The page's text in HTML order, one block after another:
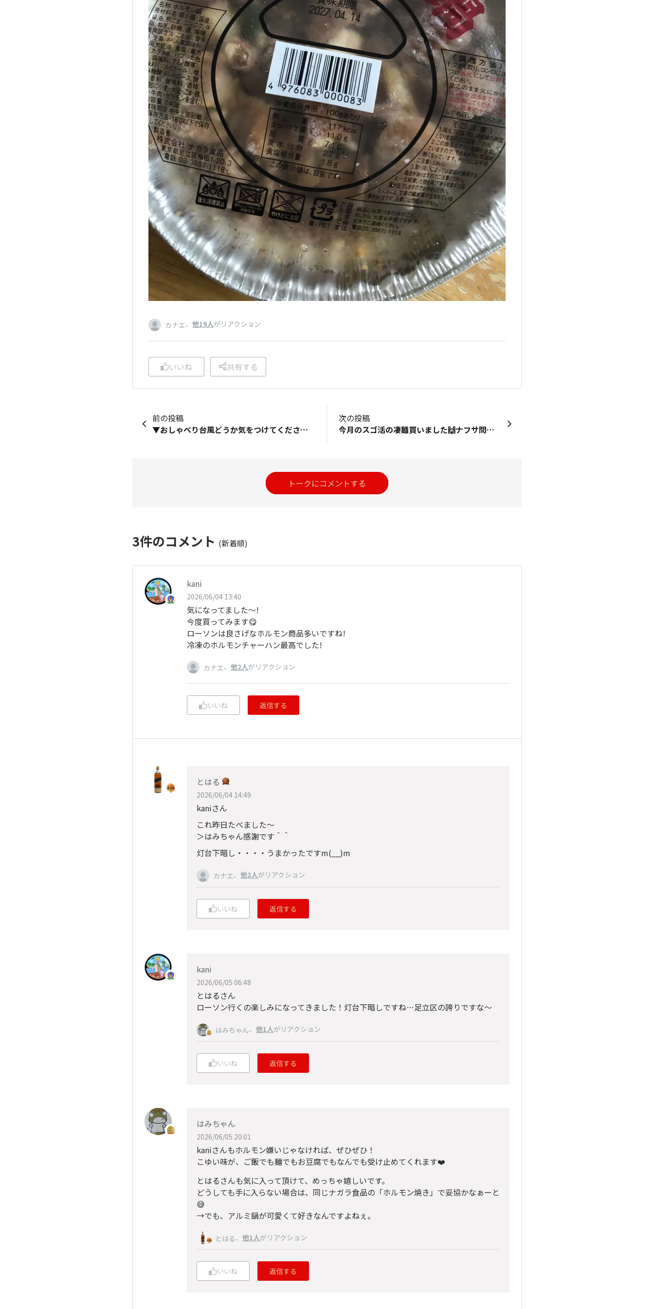
カナエ、 他19人がリアクション
いいね 共有する
前の投稿
▼おしゃべり台風どうか気をつけてくださいね！
次の投稿
今月のスゴ活の凄麺買いました🙌ナフサ問題でパッケージが白黒に⁉️→嘘です🤭やっぱり色は大事ですね😁プレミアム商品券で買う事が出来ました🥰
トークにコメントする
3件のコメント (新着順)
kani
2026/06/04 13:40
気になってました〜!
今度買ってみます😋
ローソンは良さげなホルモン商品多いですね!
冷凍のホルモンチャーハン最高でした!
カナエ、 他2人がリアクション
いいね 返信する
とはる
2026/06/04 14:49
kaniさん
これ昨日たべました～
＞はみちゃん感謝です＾＾
灯台下暗し・・・・うまかったですm(__)m
カナエ、 他2人がリアクション
いいね 返信する
kani
2026/06/05 06:48
とはるさん
ローソン行くの楽しみになってきました！灯台下暗しですね…足立区の誇りですな〜
はみちゃん、 他1人がリアクション
いいね 返信する
はみちゃん
2026/06/05 20:01
kaniさんもホルモン嫌いじゃなければ、ぜひぜひ！
こゆい味が、ご飯でも麺でもお豆腐でもなんでも受け止めてくれます❤️
とはるさんも気に入って頂けて、めっちゃ嬉しいです。
どうしても手に入らない場合は、同じナガラ食品の「ホルモン焼き」で妥協かなぁーと
😅
→でも、アルミ鍋が可愛くて好きなんですよねぇ。
とはる、 他1人がリアクション
いいね 返信する